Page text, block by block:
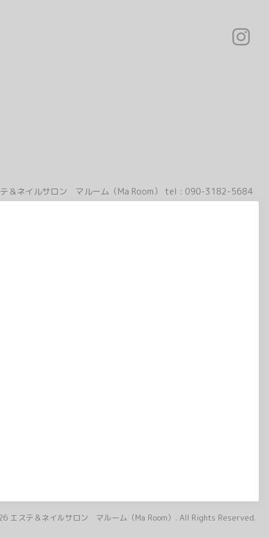
＆ネイルサロン マルーム（Ma Room） tel : 090-3182-5684
エステ＆ネイルサロン マルーム（Ma Room） . All Rights Reserved.